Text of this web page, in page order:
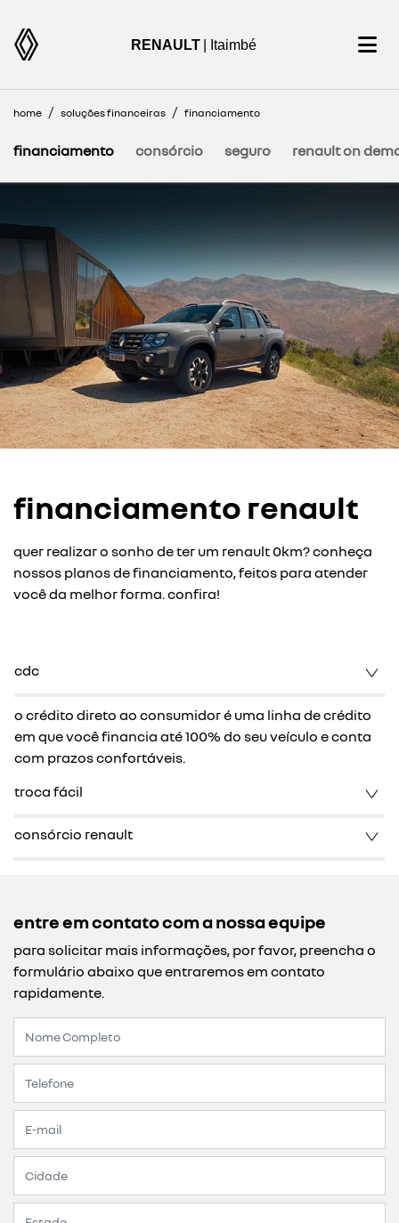
RENAULT | Itaimbé
home soluções financeiras financiamento
consórcio
financiamento seguro renault on
financiamento renault
quer realizar o sonho de ter um renault 0km? conheça
nossos planos de financiamento, feitos para atender
você da melhor forma. confira!
cdc
o crédito direto ao consumidor é uma linha de crédito
em que você financia até 100% do seu veículo e conta
com prazos confortáveis.
troca fácil
consórcio renault
entre em contato com a nossa equipe
para solicitar mais informações, por favor, preencha o
formulário abaixo que entraremos em contato
rapidamente.